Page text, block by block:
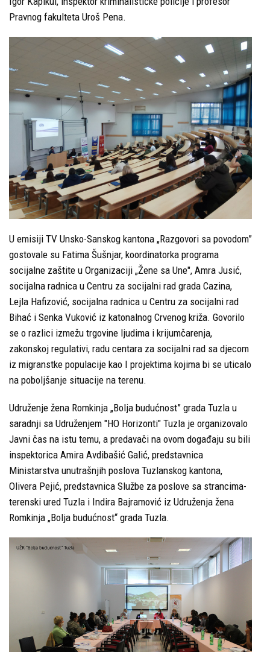
Pravnog fakulteta Uroš Pena.
U emisiji TV Unsko-Sanskog kantona „Razgovori sa povodom”
gostovale su Fatima Šušnjar, koordinatorka programa
socijalne zaštite u Organizaciji „Žene sa Une", Amra Jusić,
socijalna radnica u Centru za socijalni rad grada Cazina,
Lejla Hafizović, socijalna radnica u Centru za socijalni rad
Bihać i Senka Vuković iz katonalnog Crvenog križa. Govorilo
se o razlici izmežu trgovine ljudima i krijumčarenja,
zakonskoj regulativi, radu centara za socijalni rad sa djecom
iz migranstke populacije kao I projektima kojima bi se uticalo
na poboljšanje situacije na terenu.
Udruženje žena Romkinja „Bolja budućnost” grada Tuzla u
saradnji sa Udruženjem "HO Horizonti" Tuzla je organizovalo
Javni čas na istu temu, a predavači na ovom događaju su bili
inspektorica Amira Avdibašić Galić, predstavnica
Ministarstva unutrašnjih poslova Tuzlanskog kantona,
Olivera Pejić, predstavnica Službe za poslove sa strancima-
terenski ured Tuzla i Indira Bajramović iz Udruženja žena
Romkinja „Bolja budućnost“ grada Tuzla.